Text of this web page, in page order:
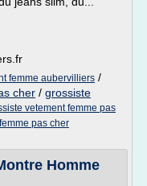
femme aubervilliers /
cher / grossiste
vetement femme pas
pas cher
Homme